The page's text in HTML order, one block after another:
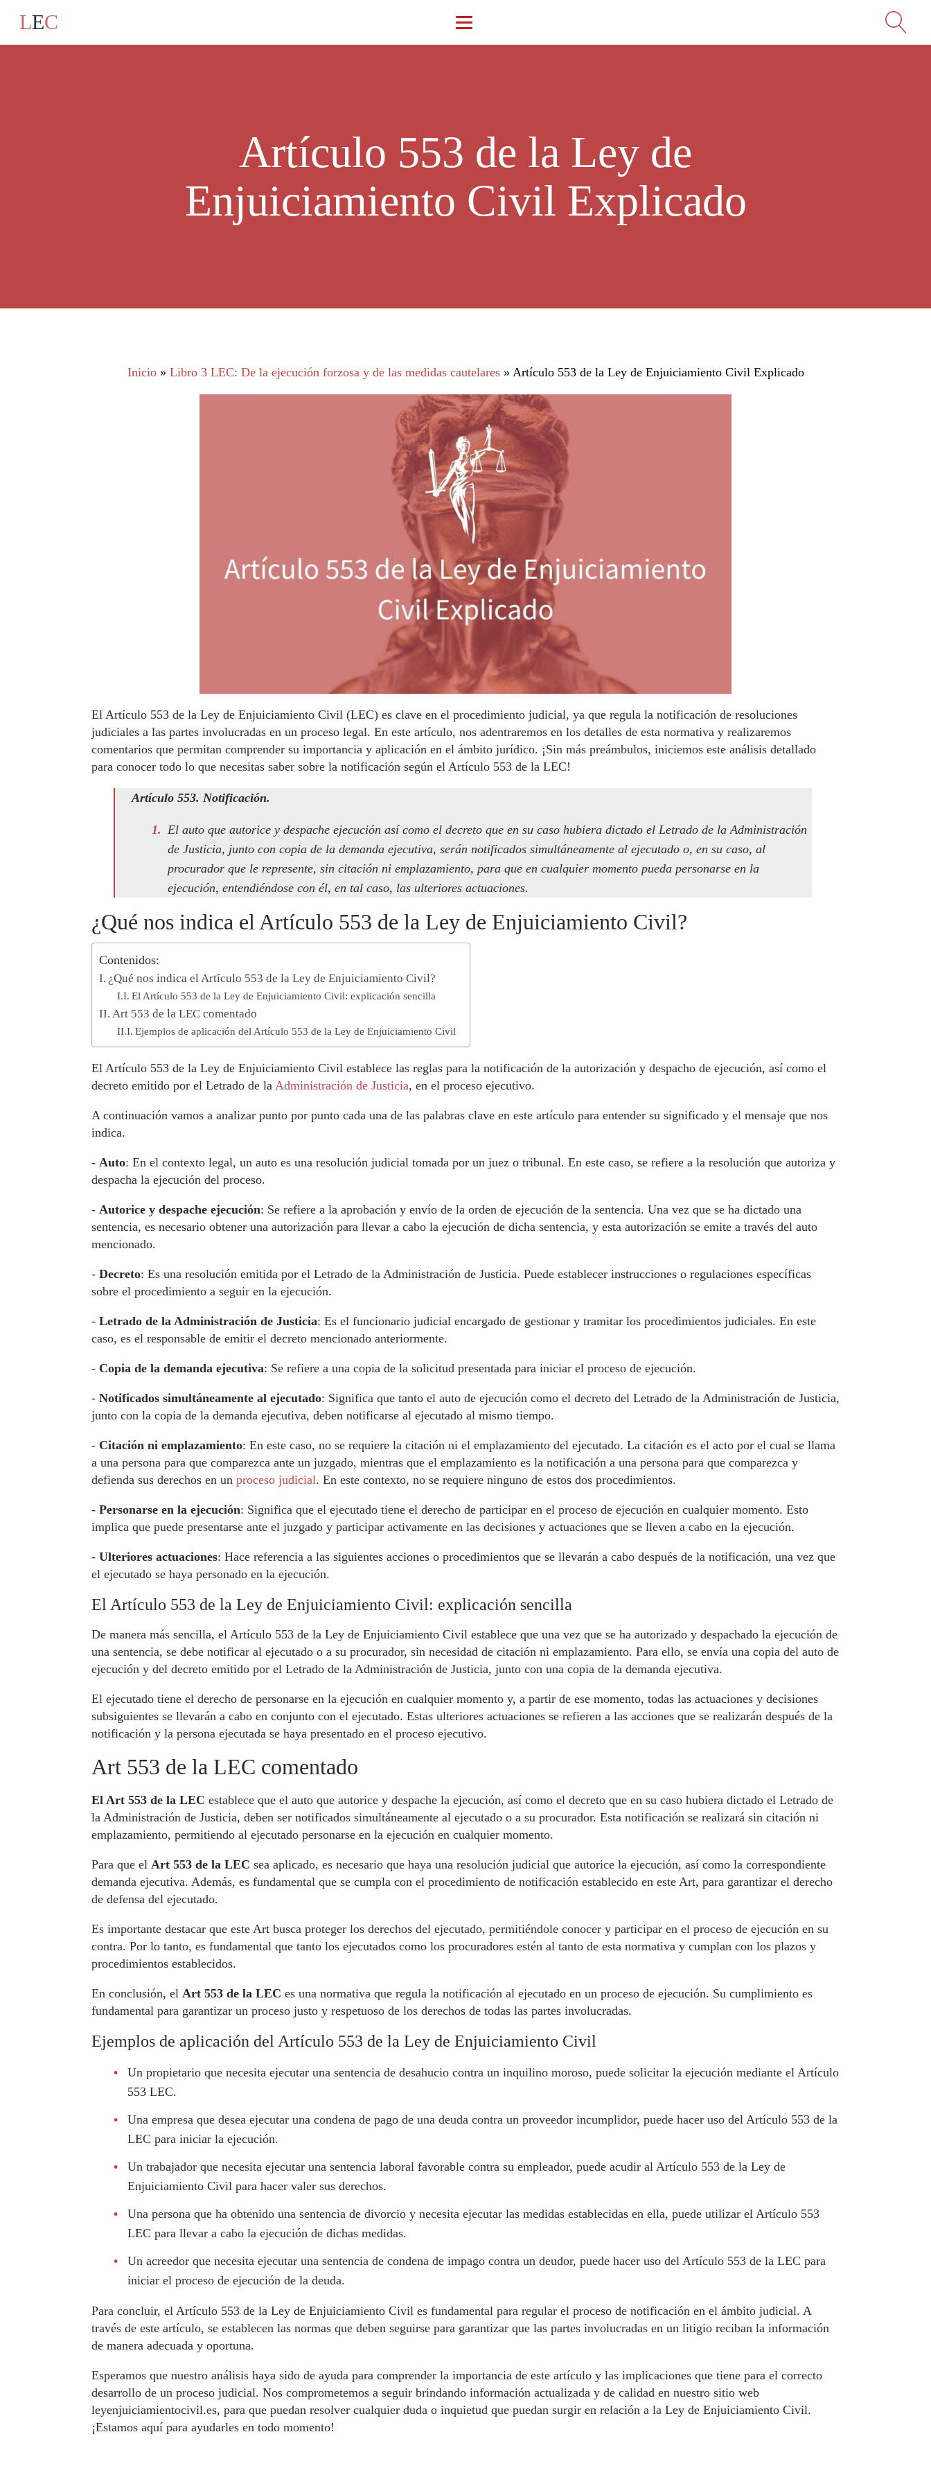
LEC
Artículo 553 de la Ley de
Enjuiciamiento Civil Explicado
Inicio» Libro 3 LEC: De la ejecución forzosa y de las medidas cautelares» Artículo 553 de la Ley de Enjuiciamiento Civil Explicado
El Artículo 553 de la Ley de Enjuiciamiento Civil (LEC) es clave en el procedimiento judicial, ya que regula la notificación de resoluciones
judiciales a las partes involucradas en un proceso legal. En este artículo, nos adentraremos en los detalles de esta normativa y realizaremos
comentarios que permitan comprender su importancia y aplicación en el ámbito jurídico. ¡Sin más preámbulos, iniciemos este análisis detallado
para conocer todo lo que necesitas saber sobre la notificación según el Artículo 553 de la LEC!
Artículo 553. Notificación.
El auto que autorice y despache ejecución así como el decreto que en su caso hubiera dictado el Letrado de la Administración
de Justicia, junto con copia de la demanda ejecutiva, serán notificados simultáneamente al ejecutado o, en su caso, al
procurador que le represente, sin citación ni emplazamiento, para que en cualquier momento pueda personarse en la
ejecución, entendiéndose con él, en tal caso, las ulteriores actuaciones.
¿Qué nos indica el Artículo 553 de la Ley de Enjuiciamiento Civil?
Contenidos:
¿Qué nos indica el Artículo 553 de la Ley de Enjuiciamiento Civil?
El Artículo 553 de la Ley de Enjuiciamiento Civil: explicación sencilla
Art 553 de la LEC comentado
Ejemplos de aplicación del Artículo 553 de la Ley de Enjuiciamiento Civil
El Artículo 553 de la Ley de Enjuiciamiento Civil establece las reglas para la notificación de la autorización y despacho de ejecución, así como el
decreto emitido por el Letrado de la Administración de Justicia, en el proceso ejecutivo.
A continuación vamos a analizar punto por punto cada una de las palabras clave en este artículo para entender su significado y el mensaje que nos
indica.
- Auto: En el contexto legal, un auto es una resolución judicial tomada por un juez o tribunal. En este caso, se refiere a la resolución que autoriza y
despacha la ejecución del proceso.
- Autorice y despache ejecución: Se refiere a la aprobación y envío de la orden de ejecución de la sentencia. Una vez que se ha dictado una
sentencia, es necesario obtener una autorización para llevar a cabo la ejecución de dicha sentencia, y esta autorización se emite a través del auto
mencionado.
- Decreto: Es una resolución emitida por el Letrado de la Administración de Justicia. Puede establecer instrucciones o regulaciones específicas
sobre el procedimiento a seguir en la ejecución.
- Letrado de la Administración de Justicia: Es el funcionario judicial encargado de gestionar y tramitar los procedimientos judiciales. En este
caso, es el responsable de emitir el decreto mencionado anteriormente.
- Copia de la demanda ejecutiva: Se refiere a una copia de la solicitud presentada para iniciar el proceso de ejecución.
- Notificados simultáneamente al ejecutado: Significa que tanto el auto de ejecución como el decreto del Letrado de la Administración de Justicia,
junto con la copia de la demanda ejecutiva, deben notificarse al ejecutado al mismo tiempo.
- Citación ni emplazamiento: En este caso, no se requiere la citación ni el emplazamiento del ejecutado. La citación es el acto por el cual se llama
a una persona para que comparezca ante un juzgado, mientras que el emplazamiento es la notificación a una persona para que comparezca y
defienda sus derechos en un proceso judicial. En este contexto, no se requiere ninguno de estos dos procedimientos.
- Personarse en la ejecución: Significa que el ejecutado tiene el derecho de participar en el proceso de ejecución en cualquier momento. Esto
implica que puede presentarse ante el juzgado y participar activamente en las decisiones y actuaciones que se lleven a cabo en la ejecución.
- Ulteriores actuaciones: Hace referencia a las siguientes acciones o procedimientos que se llevarán a cabo después de la notificación, una vez que
el ejecutado se haya personado en la ejecución.
El Artículo 553 de la Ley de Enjuiciamiento Civil: explicación sencilla
De manera más sencilla, el Artículo 553 de la Ley de Enjuiciamiento Civil establece que una vez que se ha autorizado y despachado la ejecución de
una sentencia, se debe notificar al ejecutado o a su procurador, sin necesidad de citación ni emplazamiento. Para ello, se envía una copia del auto de
ejecución y del decreto emitido por el Letrado de la Administración de Justicia, junto con una copia de la demanda ejecutiva.
El ejecutado tiene el derecho de personarse en la ejecución en cualquier momento y, a partir de ese momento, todas las actuaciones y decisiones
subsiguientes se llevarán a cabo en conjunto con el ejecutado. Estas ulteriores actuaciones se refieren a las acciones que se realizarán después de la
notificación y la persona ejecutada se haya presentado en el proceso ejecutivo.
Art 553 de la LEC comentado
El Art 553 de la LEC establece que el auto que autorice y despache la ejecución, así como el decreto que en su caso hubiera dictado el Letrado de
la Administración de Justicia, deben ser notificados simultáneamente al ejecutado o a su procurador. Esta notificación se realizará sin citación ni
emplazamiento, permitiendo al ejecutado personarse en la ejecución en cualquier momento.
Para que el Art 553 de la LEC sea aplicado, es necesario que haya una resolución judicial que autorice la ejecución, así como la correspondiente
demanda ejecutiva. Además, es fundamental que se cumpla con el procedimiento de notificación establecido en este Art, para garantizar el derecho
de defensa del ejecutado.
Es importante destacar que este Art busca proteger los derechos del ejecutado, permitiéndole conocer y participar en el proceso de ejecución en su
contra. Por lo tanto, es fundamental que tanto los ejecutados como los procuradores estén al tanto de esta normativa y cumplan con los plazos y
procedimientos establecidos.
En conclusión, el Art 553 de la LEC es una normativa que regula la notificación al ejecutado en un proceso de ejecución. Su cumplimiento es
fundamental para garantizar un proceso justo y respetuoso de los derechos de todas las partes involucradas.
Ejemplos de aplicación del Artículo 553 de la Ley de Enjuiciamiento Civil
Un propietario que necesita ejecutar una sentencia de desahucio contra un inquilino moroso, puede solicitar la ejecución mediante el Artículo
553 LEC.
Una empresa que desea ejecutar una condena de pago de una deuda contra un proveedor incumplidor, puede hacer uso del Artículo 553 de la
LEC para iniciar la ejecución.
Un trabajador que necesita ejecutar una sentencia laboral favorable contra su empleador, puede acudir al Artículo 553 de la Ley de
Enjuiciamiento Civil para hacer valer sus derechos.
Una persona que ha obtenido una sentencia de divorcio y necesita ejecutar las medidas establecidas en ella, puede utilizar el Artículo 553
LEC para llevar a cabo la ejecución de dichas medidas.
Un acreedor que necesita ejecutar una sentencia de condena de impago contra un deudor, puede hacer uso del Artículo 553 de la LEC para
iniciar el proceso de ejecución de la deuda.
Para concluir, el Artículo 553 de la Ley de Enjuiciamiento Civil es fundamental para regular el proceso de notificación en el ámbito judicial. A
través de este artículo, se establecen las normas que deben seguirse para garantizar que las partes involucradas en un litigio reciban la información
de manera adecuada y oportuna.
Esperamos que nuestro análisis haya sido de ayuda para comprender la importancia de este artículo y las implicaciones que tiene para el correcto
desarrollo de un proceso judicial. Nos comprometemos a seguir brindando información actualizada y de calidad en nuestro sitio web
leyenjuiciamientocivil.es, para que puedan resolver cualquier duda o inquietud que puedan surgir en relación a la Ley de Enjuiciamiento Civil.
¡Estamos aquí para ayudarles en todo momento!